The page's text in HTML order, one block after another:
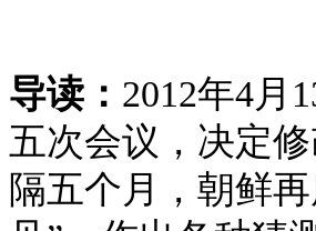
导读： 2012年4月
五次会议，决定
隔五个月，朝鲜